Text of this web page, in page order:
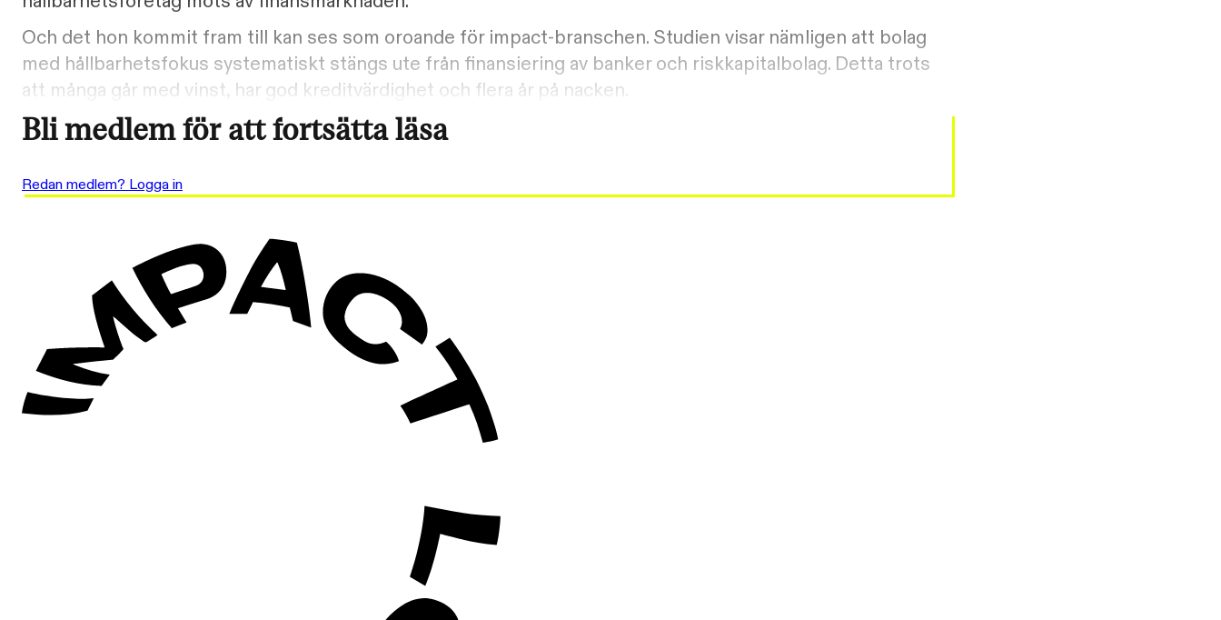
Och det hon kommit fram till kan ses som oroande för impact-branschen. Studien visar nämligen att bolag
med hållbarhetsfokus systematiskt stängs ute från finansiering av banker och riskkapitalbolag. Detta trots
att många går med vinst, har god kreditvärdighet och flera år på nacken.
Bli medlem för att fortsätta läsa
Redan medlem? Logga in